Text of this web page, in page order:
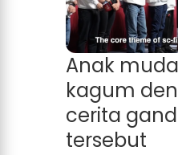
Anak
kagum
cerita
tersebut